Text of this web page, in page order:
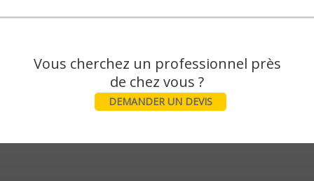
Vous cherchez un professionnel près
DEMANDER UN DEVIS